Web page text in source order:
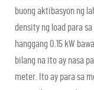
buong aktibasyon ng
density ng load para
hanggang 0.15 kW
bilang na ito ay nasa
meter. Ito ay para sa